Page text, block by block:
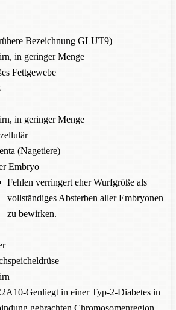
Bezeichnung GLUT9)
in geringer Menge
Fettgewebe
in geringer Menge
(Nagetiere)
Embryo
Fehlen verringert eher Wurfgröße als
vollständiges Absterben aller Embryonen
zu bewirken.
Genliegt in einer Typ-2-Diabetes in
gebrachten Chromosomenregion